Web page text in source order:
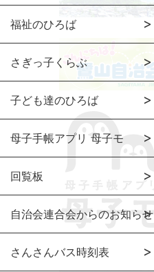
福祉のひろば
さぎっ子くらぶ
子ども達のひろば
母子手帳アプリ 母子モ
回覧板
自治会連合会からのお知らせ
さんさんバス時刻表